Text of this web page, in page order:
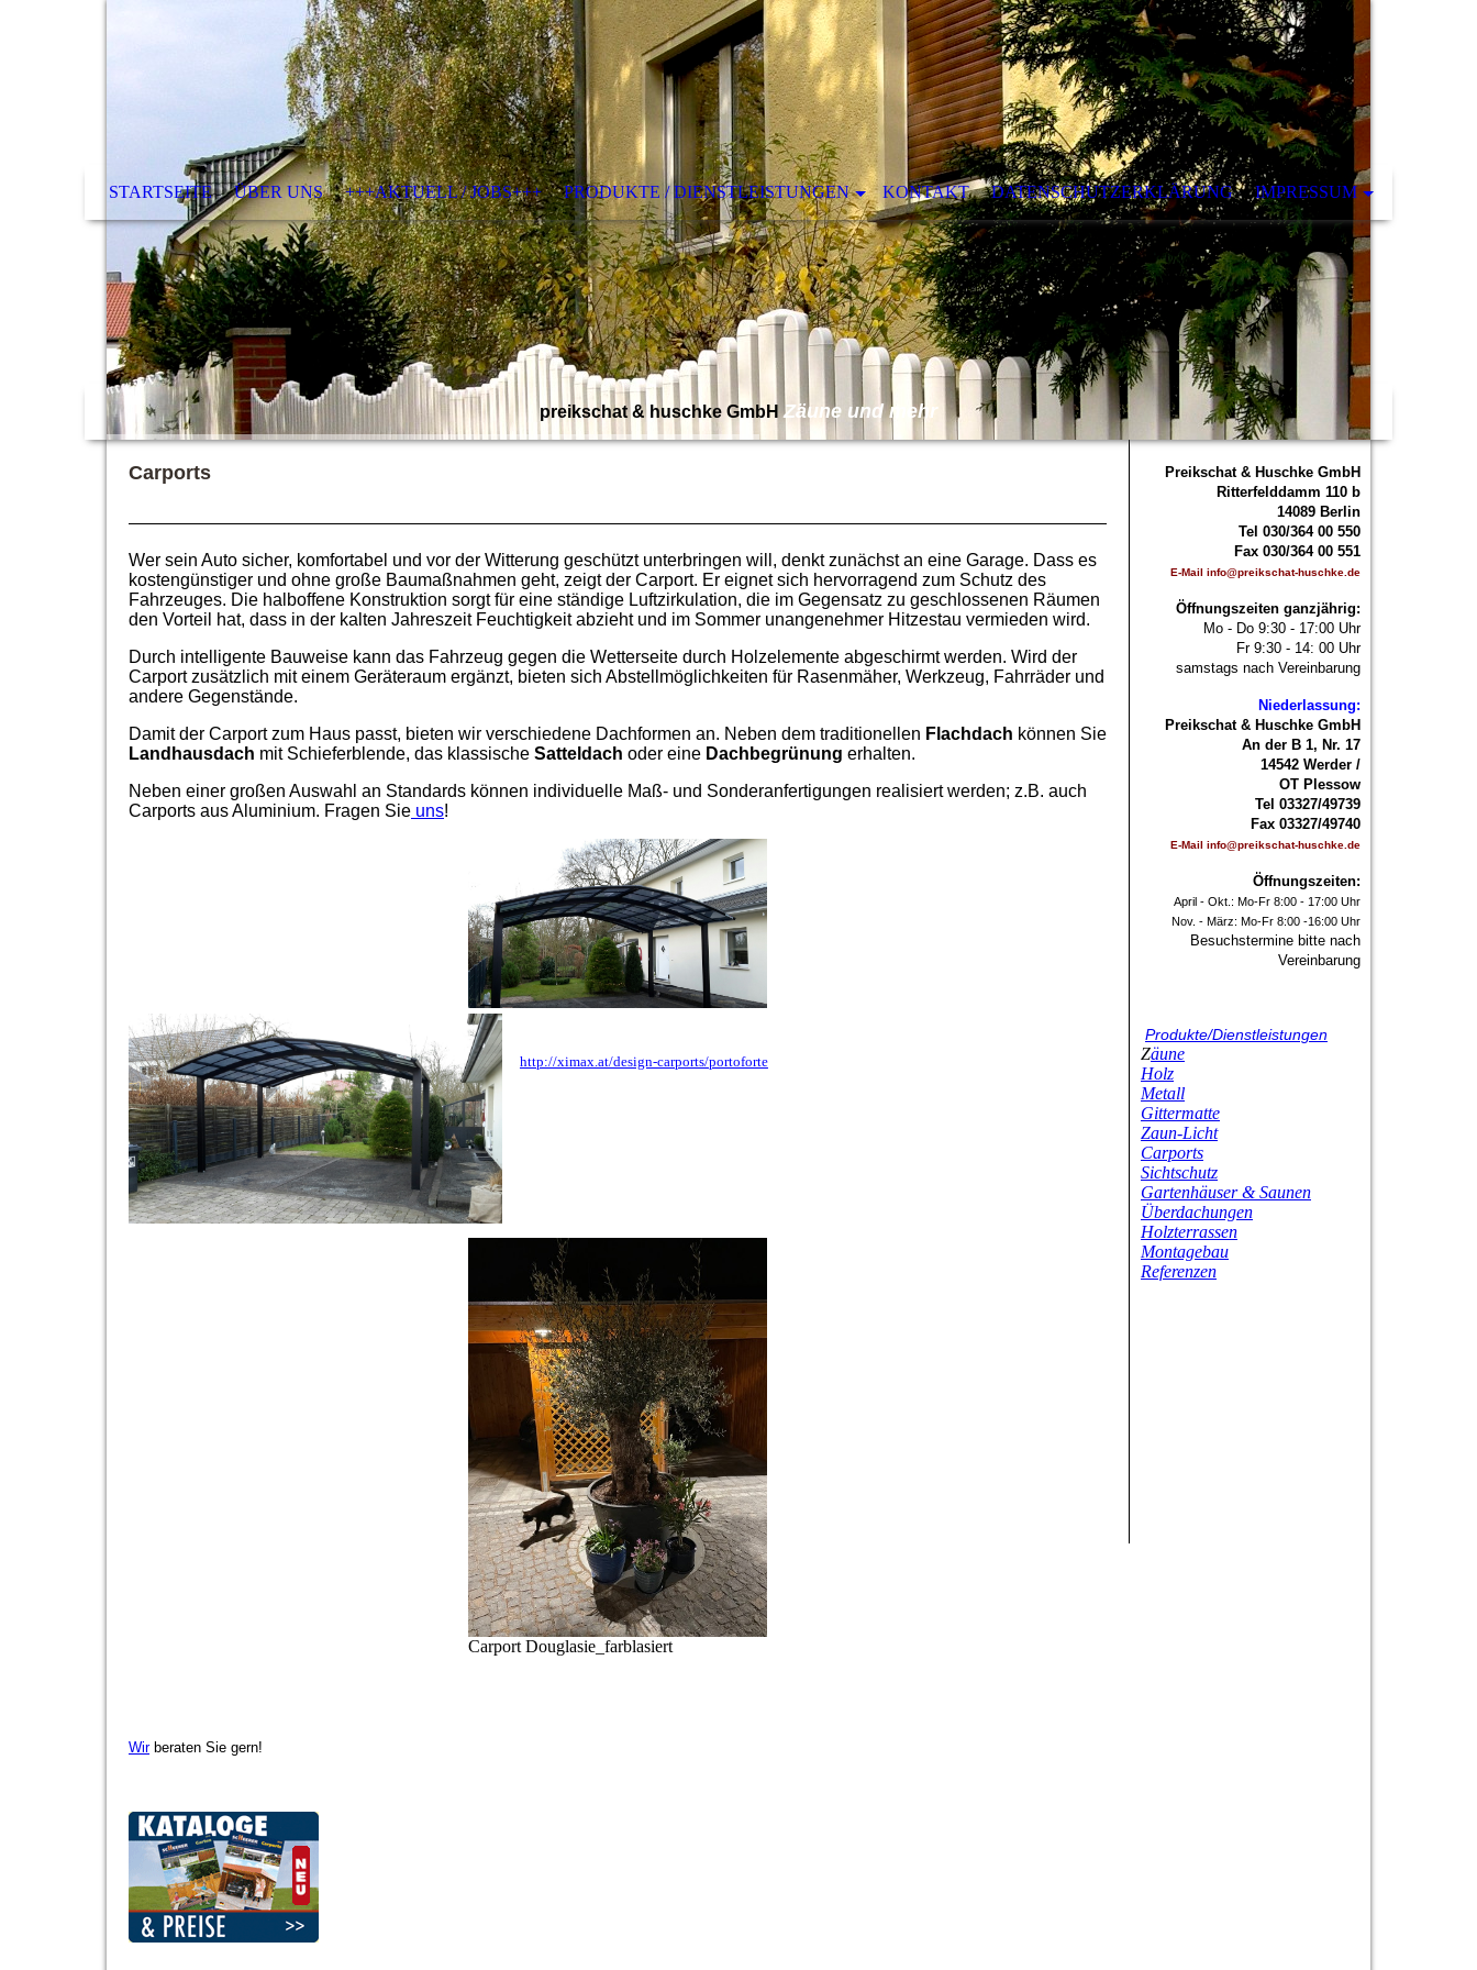
STARTSEITE ÜBER UNS +++AKTUELL / JOBS+++ PRODUKTE / DIENSTLEISTUNGEN KONTAKT DATENSCHUTZERKLÄRUNG IMPRESSUM
preikschat & huschke GmbHZäune und mehr
Carports
Wer sein Auto sicher, komfortabel und vor der Witterung geschützt unterbringen will, denkt zunächst an eine Garage. Dass es
kostengünstiger und ohne große Baumaßnahmen geht, zeigt der Carport. Er eignet sich hervorragend zum Schutz des
Fahrzeuges. Die halboffene Konstruktion sorgt für eine ständige Luftzirkulation, die im Gegensatz zu geschlossenen Räumen
den Vorteil hat, dass in der kalten Jahreszeit Feuchtigkeit abzieht und im Sommer unangenehmer Hitzestau vermieden wird.
Durch intelligente Bauweise kann das Fahrzeug gegen die Wetterseite durch Holzelemente abgeschirmt werden. Wird der
Carport zusätzlich mit einem Geräteraum ergänzt, bieten sich Abstellmöglichkeiten für Rasenmäher, Werkzeug, Fahrräder und
andere Gegenstände.
Damit der Carport zum Haus passt, bieten wir verschiedene Dachformen an. Neben dem traditionellen Flachdach können Sie
Landhausdach mit Schieferblende, das klassische Satteldach oder eine Dachbegrünung erhalten.
Neben einer großen Auswahl an Standards können individuelle Maß- und Sonderanfertigungen realisiert werden; z.B. auch
Carports aus Aluminium. Fragen Sie uns!
http://ximax.at/design-carports/portoforte
Carport Douglasie_farblasiert
Wirberaten Sie gern!
Preikschat & Huschke GmbH
Ritterfelddamm 110 b
14089 Berlin
Tel 030/364 00 550
Fax 030/364 00 551
E-Mail info@preikschat-huschke.de
Öffnungszeiten ganzjährig:
Mo - Do 9:30 - 17:00 Uhr
Fr 9:30 - 14: 00 Uhr
samstags nach Vereinbarung
Niederlassung:
Preikschat & Huschke GmbH
An der B 1, Nr. 17
14542 Werder /
OT Plessow
Tel 03327/49739
Fax 03327/49740
E-Mail info@preikschat-huschke.de
Öffnungszeiten:
April - Okt.: Mo-Fr 8:00 - 17:00 Uhr
Nov. - März: Mo-Fr 8:00 -16:00 Uhr
Besuchstermine bitte nach
Vereinbarung
Produkte/Dienstleistungen
Zäune
Holz
Metall
Gittermatte
Zaun-Licht
Carports
Sichtschutz
Gartenhäuser & Saunen
Überdachungen
Holzterrassen
Montagebau
Referenzen